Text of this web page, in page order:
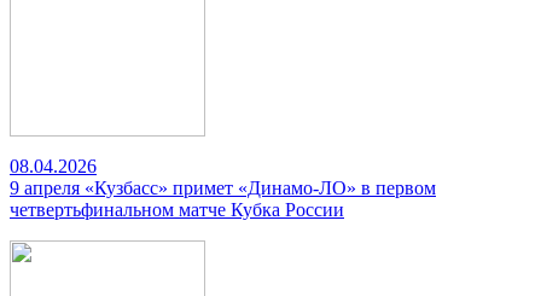
08.04.2026
9 апреля «Кузбасс» примет «Динамо-ЛО» в первом
четвертьфинальном матче Кубка России